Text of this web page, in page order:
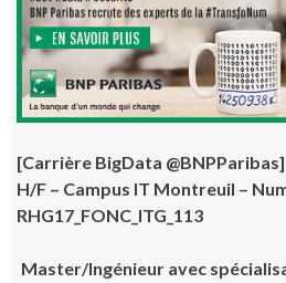
[Carrière BigData
H/F – Campus IT Montreuil –
RHG17_FONC_ITG_113
Master/Ingénieur avec